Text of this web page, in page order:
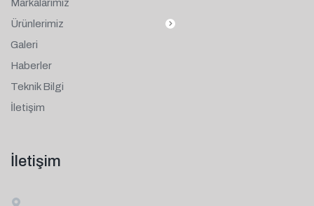
Markalarımız
Ürünlerimiz
Galeri
Haberler
Teknik Bilgi
İletişim
İletişim